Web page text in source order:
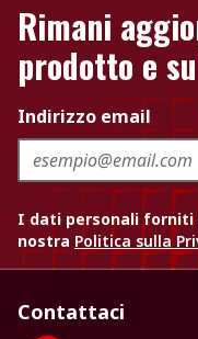
Rimani
prodotto e
Indirizzo email
I dati personali
nostra Politica sulla
Contattaci